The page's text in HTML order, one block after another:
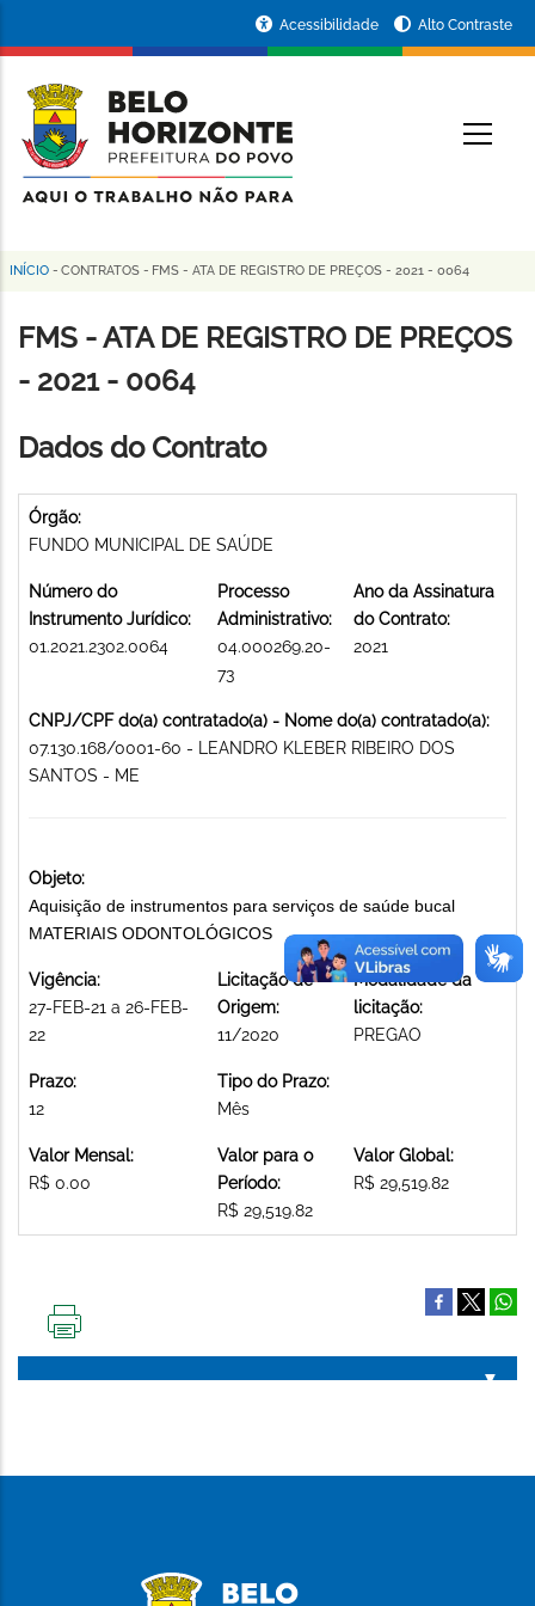
conteúdo
principal
da
Prefeitura
de
Horizonte
Acessibilidade Alto Contraste
Trilha
de
navegação
INÍCIO - CONTRATOS - FMS - ATA DE REGISTRO DE PREÇOS - 2021 - 0064
FMS - ATA DE REGISTRO DE PREÇOS
- 2021 - 0064
Dados do Contrato
Órgão:
FUNDO MUNICIPAL DE SAÚDE
Número do
Instrumento Jurídico:
01.2021.2302.0064
Processo
Administrativo:
04.000269.20-
73
Ano da Assinatura
do Contrato:
2021
CNPJ/CPF do(a) contratado(a) - Nome do(a) contratado(a):
07.130.168/0001-60 - LEANDRO KLEBER RIBEIRO DOS
SANTOS - ME
Objeto:
Aquisição de instrumentos para serviços de saúde bucal
MATERIAIS ODONTOLÓGICOS
Vigência:
27-FEB-21 a 26-FEB-
22
Licitação de
Origem:
11/2020
Modalidade da
licitação:
PREGAO
Prazo:
12
Tipo do Prazo:
Mês
Valor Mensal:
R$ 0.00
Valor para o
Período:
R$ 29,519.82
Valor Global:
R$ 29,519.82
PÁGINA